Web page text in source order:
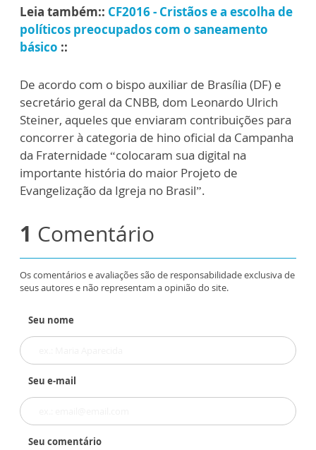
Leia também:: CF2016 - Cristãos e a escolha de
políticos preocupados com o saneamento
básico ::
De acordo com o bispo auxiliar de Brasília (DF) e
secretário geral da CNBB, dom Leonardo Ulrich
Steiner, aqueles que enviaram contribuições para
concorrer à categoria de hino oficial da Campanha
da Fraternidade “colocaram sua digital na
importante história do maior Projeto de
Evangelização da Igreja no Brasil”.
1 Comentário
Os comentários e avaliações são de responsabilidade exclusiva de
seus autores e não representam a opinião do site.
Seu nome
Seu e-mail
Seu comentário